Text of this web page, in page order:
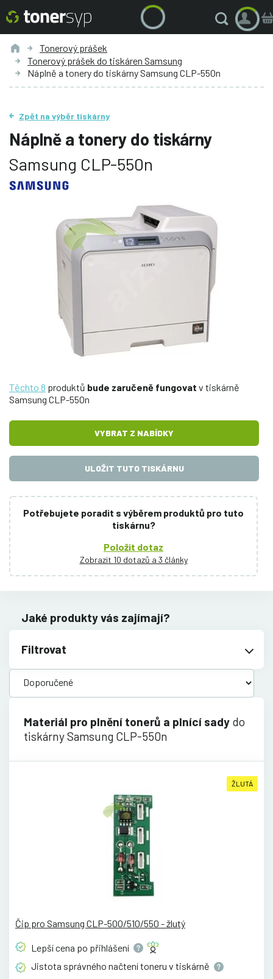
Tonerový prášek
Tonerový prášek do tiskáren Samsung
Náplně a tonery do tiskárny Samsung CLP-550n
Zpět na výběr tiskárny
Náplně a tonery do tiskárny
Samsung CLP-550n
Těchto 8 produktů bude zaručeně fungovat v tiskárně
Samsung CLP-550n
VYBRAT Z NABÍDKY
ULOŽIT TUTO TISKÁRNU
Potřebujete poradit s výběrem produktů pro tuto
tiskárnu?
Položit dotaz
Zobrazit 10 dotazů a 3 články
Jaké produkty vás zajímají?
Filtrovat
Materiál pro plnění tonerů a plnící sady do
tiskárny Samsung CLP-550n
ŽLUTÁ
Čip pro Samsung CLP-500/510/550 - žlutý
Lepší cena po přihlášení
Jistota správného načtení toneru v tiskárně